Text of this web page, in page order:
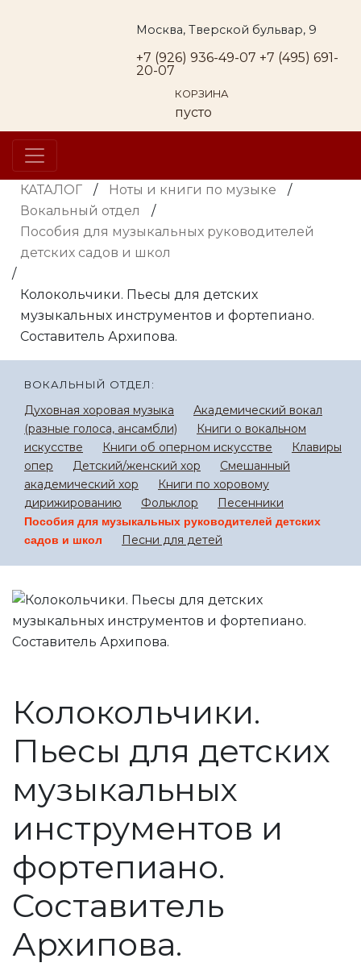
Москва, Тверской бульвар, 9
+7 (926) 936-49-07 +7 (495) 691-
20-07
КОРЗИНА
пусто
КАТАЛОГ / Ноты и книги по музыке
/
Вокальный отдел
/
Пособия для музыкальных руководителей
детских садов и школ
/
Колокольчики. Пьесы для детских
музыкальных инструментов и фортепиано.
Составитель Архипова.
ВОКАЛЬНЫЙ ОТДЕЛ:
Духовная хоровая музыка
Академический вокал
(разные голоса, ансамбли)
Книги о вокальном
искусстве
Книги об оперном искусстве
Клавиры
опер
Детский/женский хор
Смешанный
академический хор
Книги по хоровому
дирижированию
Фольклор Песенники
Пособия для музыкальных руководителей детских
садов и школ
Песни для детей
Колокольчики.
Пьесы для детских
музыкальных
инструментов и
фортепиано.
Составитель
Архипова.